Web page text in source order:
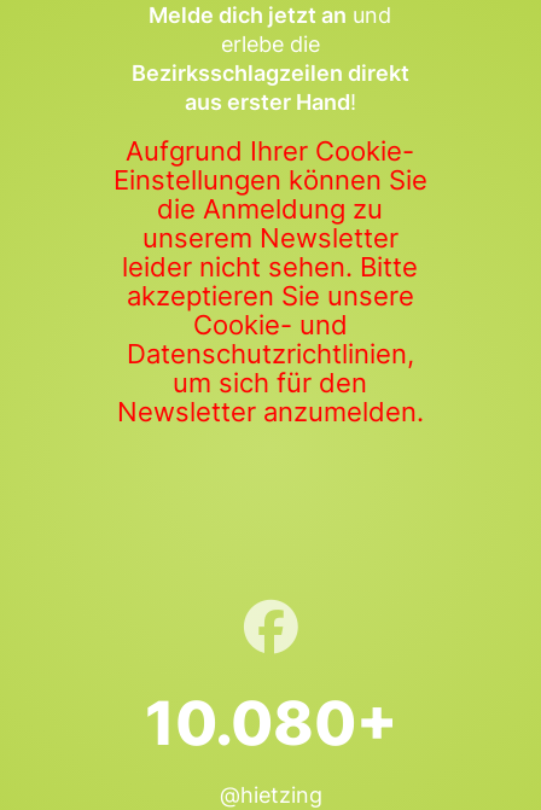
Melde dich jetzt an und
erlebe die
Bezirksschlagzeilen direkt
aus erster Hand!
Aufgrund Ihrer Cookie-
Einstellungen können Sie
die Anmeldung zu
unserem Newsletter
leider nicht sehen. Bitte
akzeptieren Sie unsere
Cookie- und
Datenschutzrichtlinien,
um sich für den
Newsletter anzumelden.
10.080+
@hietzing